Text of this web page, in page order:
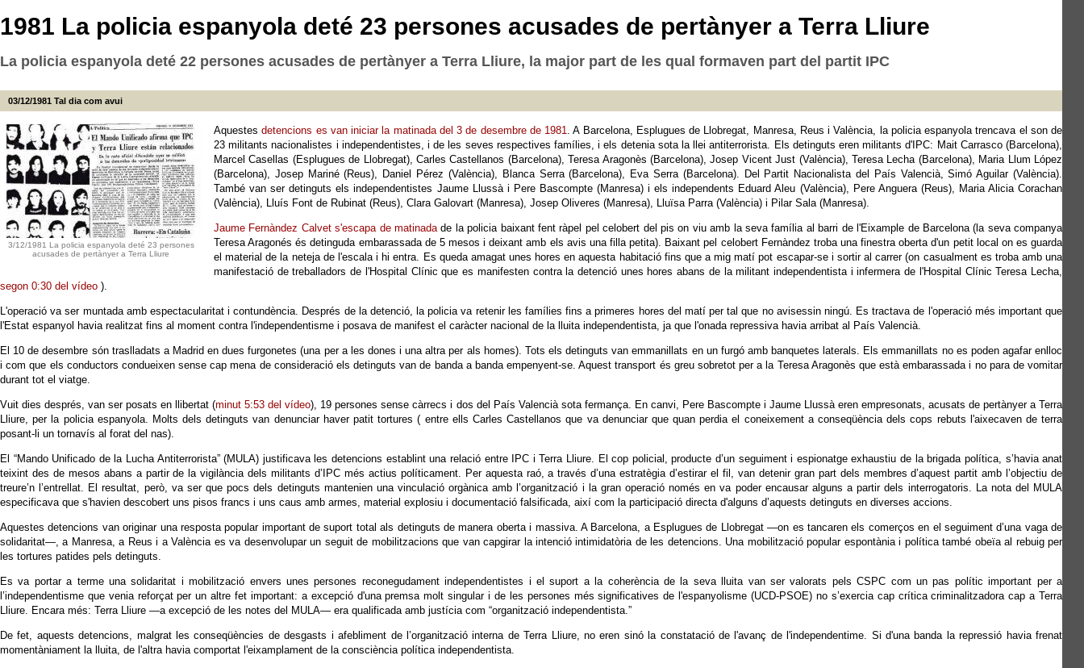
1981 La policia espanyola deté 23 persones acusades de pertànyer a Terra Lliure
La policia espanyola deté 22 persones acusades de pertànyer a Terra Lliure, la major part de les qual formaven part del partit IPC
03/12/1981 Tal dia com avui
3/12/1981 La policia espanyola deté 23 persones
acusades de pertànyer a Terra Lliure
Aquestes detencions es van iniciar la matinada del 3 de desembre de 1981. A Barcelona, Esplugues de Llobregat, Manresa, Reus i València, la policia espanyola trencava el son de
23 militants nacionalistes i independentistes, i de les seves respectives famílies, i els detenia sota la llei antiterrorista. Els detinguts eren militants d'IPC: Mait Carrasco (Barcelona),
Marcel Casellas (Esplugues de Llobregat), Carles Castellanos (Barcelona), Teresa Aragonès (Barcelona), Josep Vicent Just (València), Teresa Lecha (Barcelona), Maria Llum López
(Barcelona), Josep Mariné (Reus), Daniel Pérez (València), Blanca Serra (Barcelona), Eva Serra (Barcelona). Del Partit Nacionalista del País Valencià, Simó Aguilar (València).
També van ser detinguts els independentistes Jaume Llussà i Pere Bascompte (Manresa) i els independents Eduard Aleu (València), Pere Anguera (Reus), Maria Alicia Corachan
(València), Lluís Font de Rubinat (Reus), Clara Galovart (Manresa), Josep Oliveres (Manresa), Lluïsa Parra (València) i Pilar Sala (Manresa).
Jaume Fernàndez Calvet s'escapa de matinadade la policia baixant fent ràpel pel celobert del pis on viu amb la seva família al barri de l'Eixample de Barcelona (la seva companya
Teresa Aragonés és detinguda embarassada de 5 mesos i deixant amb els avis una filla petita). Baixant pel celobert Fernàndez troba una finestra oberta d'un petit local on es guarda
el material de la neteja de l'escala i hi entra. Es queda amagat unes hores en aquesta habitació fins que a mig matí pot escapar-se i sortir al carrer (on casualment es troba amb una
manifestació de treballadors de l'Hospital Clínic que es manifesten contra la detenció unes hores abans de la militant independentista i infermera de l'Hospital Clínic Teresa Lecha,
segon 0:30 del vídeo ).
L'operació va ser muntada amb espectacularitat i contundència. Després de la detenció, la policia va retenir les famílies fins a primeres hores del matí per tal que no avisessin ningú. Es tractava de l'operació més important que
l'Estat espanyol havia realitzat fins al moment contra l'independentisme i posava de manifest el caràcter nacional de la lluita independentista, ja que l'onada repressiva havia arribat al País Valencià.
El 10 de desembre són traslladats a Madrid en dues furgonetes (una per a les dones i una altra per als homes). Tots els detinguts van emmanillats en un furgó amb banquetes laterals. Els emmanillats no es poden agafar enlloc
i com que els conductors condueixen sense cap mena de consideració els detinguts van de banda a banda empenyent-se. Aquest transport és greu sobretot per a la Teresa Aragonès que està embarassada i no para de vomitar
durant tot el viatge.
Vuit dies després, van ser posats en llibertat (minut 5:53 del vídeo), 19 persones sense càrrecs i dos del País Valencià sota fermança. En canvi, Pere Bascompte i Jaume Llussà eren empresonats, acusats de pertànyer a Terra
Lliure, per la policia espanyola. Molts dels detinguts van denunciar haver patit tortures ( entre ells Carles Castellanos que va denunciar que quan perdia el coneixement a conseqüència dels cops rebuts l'aixecaven de terra
posant-li un tornavís al forat del nas).
El “Mando Unificado de la Lucha Antiterrorista” (MULA) justificava les detencions establint una relació entre IPC i Terra Lliure. El cop policial, producte d’un seguiment i espionatge exhaustiu de la brigada política, s’havia anat
teixint des de mesos abans a partir de la vigilància dels militants d’IPC més actius políticament. Per aquesta raó, a través d’una estratègia d’estirar el fil, van detenir gran part dels membres d’aquest partit amb l’objectiu de
treure’n l’entrellat. El resultat, però, va ser que pocs dels detinguts mantenien una vinculació orgànica amb l’organització i la gran operació només en va poder encausar alguns a partir dels interrogatoris. La nota del MULA
especificava que s'havien descobert uns pisos francs i uns caus amb armes, material explosiu i documentació falsificada, així com la participació directa d'alguns d’aquests detinguts en diverses accions.
Aquestes detencions van originar una resposta popular important de suport total als detinguts de manera oberta i massiva. A Barcelona, a Esplugues de Llobregat —on es tancaren els comerços en el seguiment d’una vaga de
solidaritat—, a Manresa, a Reus i a València es va desenvolupar un seguit de mobilitzacions que van capgirar la intenció intimidatòria de les detencions. Una mobilització popular espontània i política també obeïa al rebuig per
les tortures patides pels detinguts.
Es va portar a terme una solidaritat i mobilització envers unes persones reconegudament independentistes i el suport a la coherència de la seva lluita van ser valorats pels CSPC com un pas polític important per a
l’independentisme que venia reforçat per un altre fet important: a excepció d'una premsa molt singular i de les persones més significatives de l'espanyolisme (UCD-PSOE) no s’exercia cap crítica criminalitzadora cap a Terra
Lliure. Encara més: Terra Lliure —a excepció de les notes del MULA— era qualificada amb justícia com “organització independentista.”
De fet, aquests detencions, malgrat les conseqüències de desgasts i afebliment de l’organització interna de Terra Lliure, no eren sinó la constatació de l'avanç de l'independentime. Si d'una banda la repressió havia frenat
momentàniament la lluita, de l'altra havia comportat l'eixamplament de la consciència política independentista.